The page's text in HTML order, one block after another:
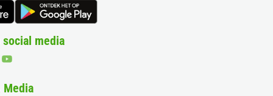
media
Media